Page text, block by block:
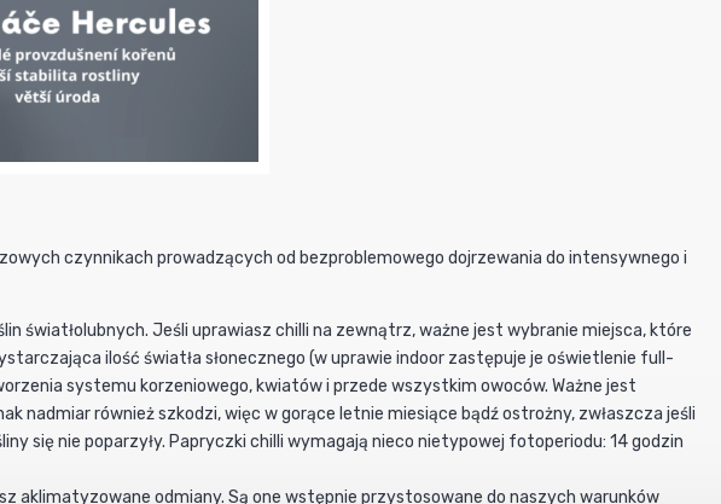
czynnikach prowadzących od bezproblemowego dojrzewania do intensywnego i
światłolubnych. Jeśli uprawiasz chilli na zewnątrz, ważne jest wybranie miejsca, które
ilość światła słonecznego (w uprawie indoor zastępuje je oświetlenie full-
systemu korzeniowego, kwiatów i przede wszystkim owoców. Ważne jest
nadmiar również szkodzi, więc w gorące letnie miesiące bądź ostrożny, zwłaszcza jeśli
się nie poparzyły. Papryczki chilli wymagają nieco nietypowej fotoperiodu: 14 godzin
aklimatyzowane odmiany. Są one wstępnie przystosowane do naszych warunków